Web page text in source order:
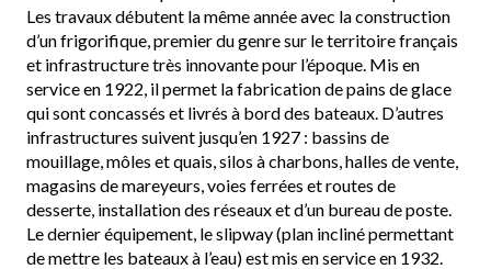
Les travaux débutent la même année avec la construction
d’un frigorifique, premier du genre sur le territoire français
et infrastructure très innovante pour l’époque. Mis en
service en 1922, il permet la fabrication de pains de glace
qui sont concassés et livrés à bord des bateaux. D’autres
infrastructures suivent jusqu’en 1927 : bassins de
mouillage, môles et quais, silos à charbons, halles de vente,
magasins de mareyeurs, voies ferrées et routes de
desserte, installation des réseaux et d’un bureau de poste.
Le dernier équipement, le slipway (plan incliné permettant
de mettre les bateaux à l’eau) est mis en service en 1932.